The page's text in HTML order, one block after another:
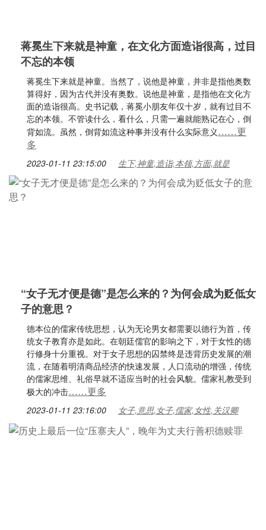
蒋冕生下来就是神童，在文化方面造诣很高，过目
不忘的本领
蒋冕生下来就是神童。当然了，说他是神童，并非是指他奥数
算得好，因为古代并没有奥数。说他是神童，是指他在文化方
面的造诣很高。史书记载，蒋冕小朋友年仅十岁，就有过目不
忘的本领。不管读什么，看什么，只需一遍就能熟记在心，倒
背如流。虽然，倒背如流这种事并没有什么实际意义……更
多
2023-01-11 23:15:00 生下,神童,造诣,本领,方面,就是
“女子无才便是德”是怎么来的？为何会成为贬低女
子的意思？
德本位的儒家传统思想，认为无论男女都需要以德行为首，传
统女子教育亦是如此。在朝廷儒官的影响之下，对于女性的德
行修身十分重视。对于女子思想的囚禁终是违背历史发展的潮
流，在随着明清商品经济的快速发展，人口流动的增强，传统
的儒家思维、礼俗早就不适应当时的社会风貌。儒家礼教受到
极大的冲击……更多
2023-01-11 23:16:00 女子,意思,女子,儒家,女性,关汉卿